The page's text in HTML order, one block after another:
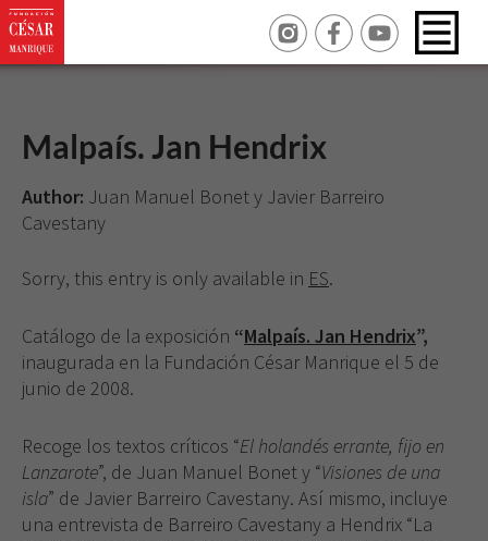
Malpaís. Jan Hendrix
Author: Juan Manuel Bonet y Javier Barreiro
Cavestany
Sorry, this entry is only available in ES.
Catálogo de la exposición “Malpaís. Jan Hendrix”,
inaugurada en la Fundación César Manrique el 5 de
junio de 2008.
Recoge los textos críticos “El holandés errante, fijo en
Lanzarote”, de Juan Manuel Bonet y “Visiones de una
isla” de Javier Barreiro Cavestany. Así mismo, incluye
una entrevista de Barreiro Cavestany a Hendrix “La